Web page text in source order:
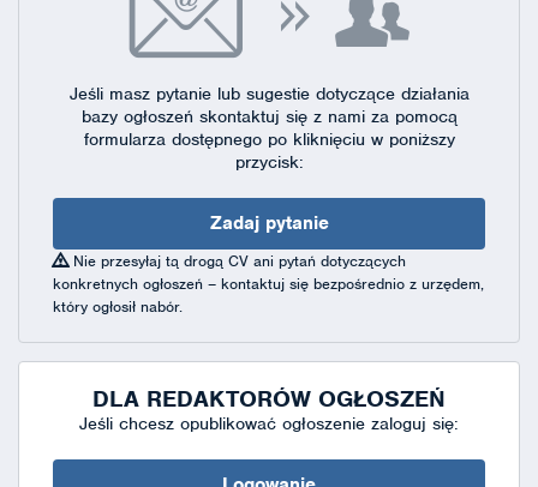
Jeśli masz pytanie lub sugestie dotyczące działania
bazy ogłoszeń skontaktuj się z nami za pomocą
formularza dostępnegopo kliknięciu w poniższy
przycisk:
Zadaj pytanie
Nie przesyłaj tą drogą CV ani pytań dotyczących
konkretnych ogłoszeń – kontaktuj się bezpośrednio z urzędem,
który ogłosił nabór.
DLA REDAKTORÓW OGŁOSZEŃ
Jeśli chcesz opublikować ogłoszenie zaloguj się: